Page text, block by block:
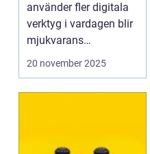
använder fler digitala
verktyg i vardagen blir
mjukvarans
anpassningsför...
20 november 2025